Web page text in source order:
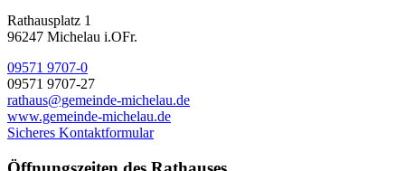
Rathausplatz 1
96247 Michelau i.OFr.
09571 9707-0
09571 9707-27
rathaus@gemeinde-michelau.de
www.gemeinde-michelau.de
Sicheres Kontaktformular